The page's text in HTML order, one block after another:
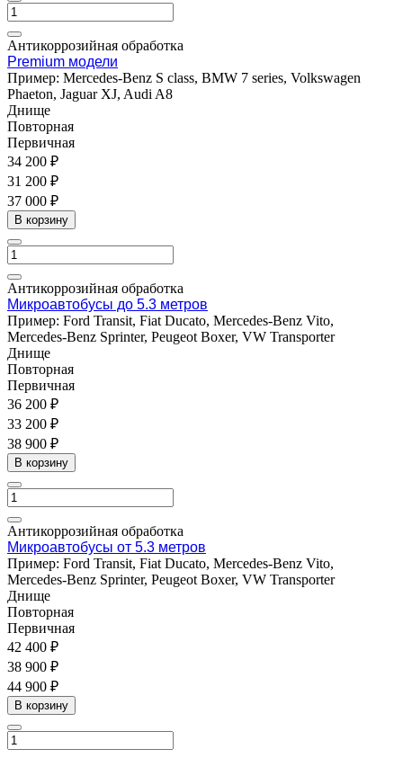
Антикоррозийная обработка
Premium модели
Пример: Mercedes-Benz S class, BMW 7 series, Volkswagen
Phaeton, Jaguar XJ, Audi A8
Днище
Повторная
Первичная
34 200 ₽
31 200 ₽
37 000 ₽
В корзину
Антикоррозийная обработка
Микроавтобусы до 5.3 метров
Пример: Ford Transit, Fiat Ducato, Mercedes-Benz Vito,
Mercedes-Benz Sprinter, Peugeot Boxer, VW Transporter
Днище
Повторная
Первичная
36 200 ₽
33 200 ₽
38 900 ₽
В корзину
Антикоррозийная обработка
Микроавтобусы от 5.3 метров
Пример: Ford Transit, Fiat Ducato, Mercedes-Benz Vito,
Mercedes-Benz Sprinter, Peugeot Boxer, VW Transporter
Днище
Повторная
Первичная
42 400 ₽
38 900 ₽
44 900 ₽
В корзину